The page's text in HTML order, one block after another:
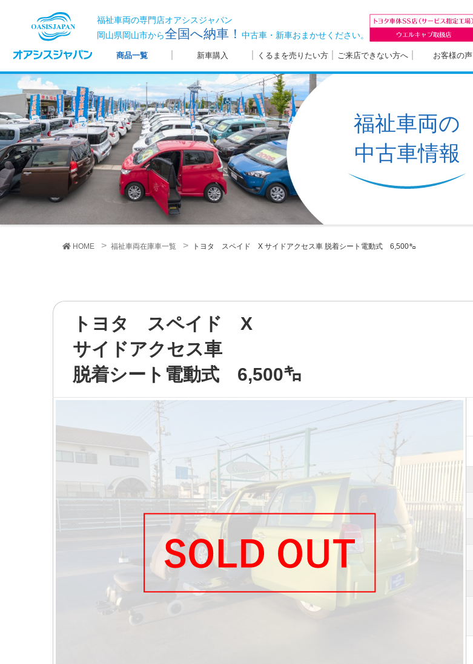
福祉車両の専門店オアシスジャパン
岡山県岡山市から全国へ納車！中古車・新車おまかせください。
商品一覧 新車購入 くるまを売りたい方 ご来店できない方へ お客様の声
福祉車両の
中古車情報
HOME 福祉車両在庫車一覧 トヨタ スペイド X サイドアクセス車 脱着シート電動式 6,500㌔
トヨタ スペイド X
サイドアクセス車
脱着シート電動式 6,500㌔